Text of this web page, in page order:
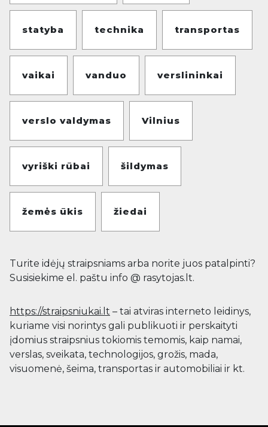
statyba technika transportas
vaikai vanduo verslininkai
verslo valdymas Vilnius
vyriški rūbai šildymas
žemės ūkis žiedai
Turite idėjų straipsniams arba norite juos patalpinti?
Susisiekime el. paštu info @ rasytojas.lt.
https://straipsniukai.lt – tai atviras interneto leidinys,
kuriame visi norintys gali publikuoti ir perskaityti
įdomius straipsnius tokiomis temomis, kaip namai,
verslas, sveikata, technologijos, grožis, mada,
visuomenė, šeima, transportas ir automobiliai ir kt.